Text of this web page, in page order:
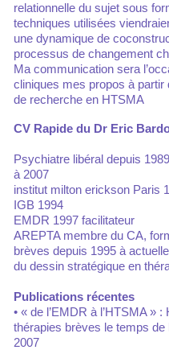
relationnelle du sujet sous
techniques utilisées
une dynamique de
processus de changement
Ma communication sera
cliniques mes propos à
de recherche en HTSMA
CV Rapide du Dr Eric
Psychiatre libéral depuis
à 2007
institut milton erickson Paris
IGB 1994
EMDR 1997 facilitateur
AREPTA membre du CA,
brèves depuis 1995 à
du dessin stratégique en
Publications récentes
• « de l’EMDR à l’HTSMA »
thérapies brèves le temps de
2007